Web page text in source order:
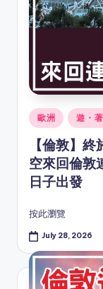
Posted
in
歐洲 遊・
【倫敦】
空來回倫敦
日子出發
按此瀏覽
July 28, 2026